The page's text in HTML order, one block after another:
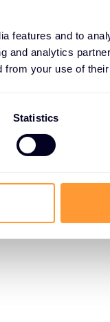
features and to
and analytics
from your use of
Statistics